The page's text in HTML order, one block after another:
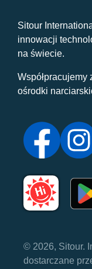
Sitour
innowacji
na świecie.
Współpracujemy
ośrodki
© 2026, Sitour.
dostarczane